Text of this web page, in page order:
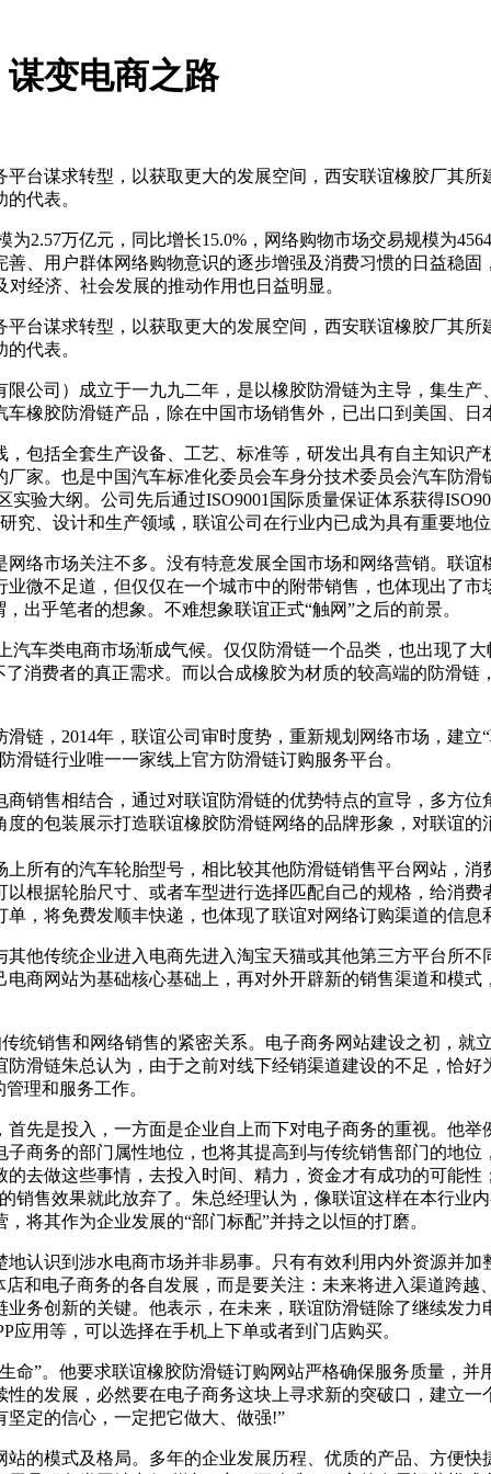
变电商之路
台谋求转型，以获取更大的发展空间，西安联谊橡胶厂其所
代表。
2.57万亿元，同比增长15.0%，网络购物市场交易规模为
、用户群体网络购物意识的逐步增强及消费习惯的日益稳
经济、社会发展的推动作用也日益明显。
台谋求转型，以获取更大的发展空间，西安联谊橡胶厂其所
代表。
公司）成立于一九九二年，是以橡胶防滑链为主导，集生
橡胶防滑链产品，除在中国市场销售外，已出口到美国、
包括全套生产设备、工艺、标准等，研发出具有自主知识
家。也是中国汽车标准化委员会车身分技术委员会汽车防
验大纲。公司先后通过ISO9001国际质量保证体系获得
究、设计和生产领域，联谊公司在行业内已成为具有重要地
络市场关注不多。没有特意发展全国市场和网络营销。联
微不足道，但仅仅在一个城市中的附带销售，也体现出了
出乎笔者的想象。不难想象联谊正式“触网”之后的前景。
车类电商市场渐成气候。仅仅防滑链一个品类，也出现了
消费者的真正需求。而以合成橡胶为材质的较高端的防滑
链，2014年，联谊公司审时度势，重新规划网络市场，建立
滑链行业唯一一家线上官方防滑链订购服务平台。
销售相结合，通过对联谊防滑链的优势特点的宣导，多方
的包装展示打造联谊橡胶防滑链网络的品牌形象，对联谊
所有的汽车轮胎型号，相比较其他防滑链销售平台网站，
根据轮胎尺寸、或者车型进行选择匹配自己的规格，给消
，将免费发顺丰快递，也体现了联谊对网络订购渠道的信息
他传统企业进入电商先进入淘宝天猫或其他第三方平台所
商网站为基础核心基础上，再对外开辟新的销售渠道和模
统销售和网络销售的紧密关系。电子商务网站建设之初，就
滑链朱总认为，由于之前对线下经销渠道建设的不足，恰
理和服务工作。
先是投入，一方面是企业自上而下对电子商务的重视。他
商务的部门属性地位，也将其提高到与传统销售部门的地
去做这些事情，去投入时间、精力，资金才有成功的可能
销售效果就此放弃了。朱总经理认为，像联谊这样在本行业
将其作为企业发展的“部门标配”并持之以恒的打磨。
认识到涉水电商市场并非易事。只有有效利用内外资源并
和电子商务的各自发展，而是要关注：未来将进入渠道跨
务创新的关键。他表示，在未来，联谊防滑链除了继续发
用等，可以选择在手机上下单或者到门店购买。
命”。他要求联谊橡胶防滑链订购网站严格确保服务质量，
的发展，必然要在电子商务这块上寻求新的突破口，建立
定的信心，一定把它做大、做强!”
的模式及格局。多年的企业发展历程、优质的产品、方便